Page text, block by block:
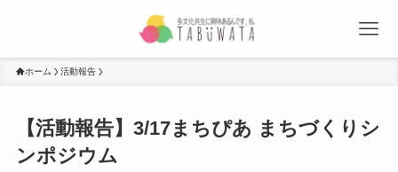
ホーム 活動報告
【活動報告】3/17まちぴあ まちづくりシ
ンポジウム